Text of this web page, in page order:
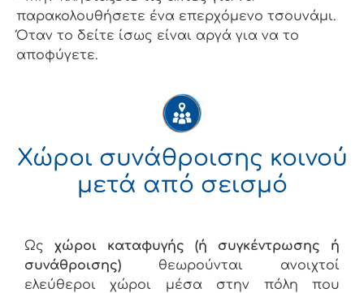
παρακολουθήσετε ένα επερχόμενο τσουνάμι.
Όταν το δείτε ίσως είναι αργά για να το
αποφύγετε.
Χώροι συνάθροισης κοινού
μετά από σεισμό
Ως χώροι καταφυγής (ή συγκέντρωσης ή
συνάθροισης) θεωρούνται ανοιχτοί
ελεύθεροι χώροι μέσα στην πόλη που